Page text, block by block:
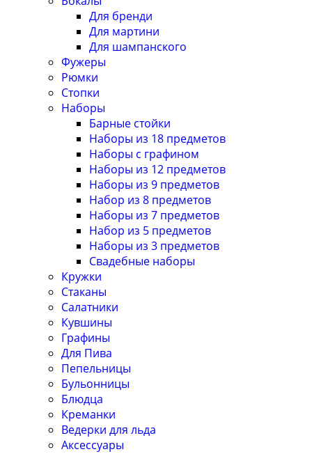
Для бренди
Для мартини
Для шампанского
Фужеры
Рюмки
Стопки
Наборы
Барные стойки
Наборы из 18 предметов
Наборы с графином
Наборы из 12 предметов
Наборы из 9 предметов
Набор из 8 предметов
Наборы из 7 предметов
Набор из 5 предметов
Наборы из 3 предметов
Свадебные наборы
Кружки
Стаканы
Салатники
Кувшины
Графины
Для Пива
Пепельницы
Бульонницы
Блюдца
Креманки
Ведерки для льда
Аксессуары